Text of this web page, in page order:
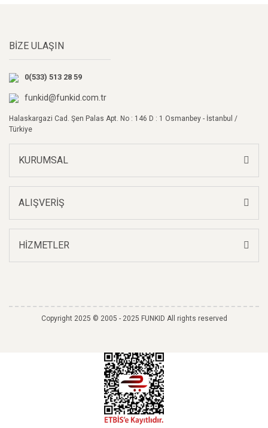
BİZE ULAŞIN
0(533) 513 28 59
funkid@funkid.com.tr
Halaskargazi Cad. Şen Palas Apt. No : 146 D : 1 Osmanbey - İstanbul /
Türkiye
KURUMSAL
ALIŞVERİŞ
HİZMETLER
Copyright 2025 © 2005 - 2025 FUNKID All rights reserved